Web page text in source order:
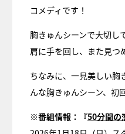
コメディです！
胸きゅんシーンで大切し
肩に手を回し、また見つ
ちなみに、一見美しい
んな胸きゅんシーン、初
※番組情報：『50分間の